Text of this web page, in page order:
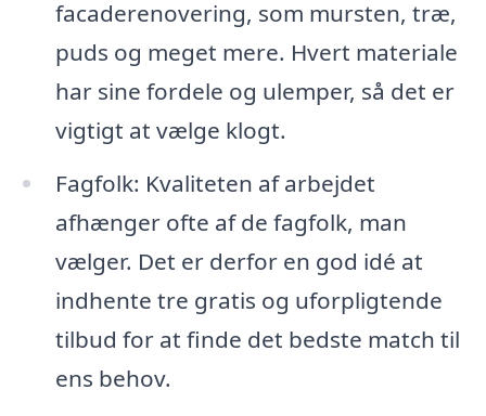
facaderenovering, som mursten, træ,
puds og meget mere. Hvert materiale
har sine fordele og ulemper, så det er
vigtigt at vælge klogt.
Fagfolk: Kvaliteten af arbejdet
afhænger ofte af de fagfolk, man
vælger. Det er derfor en god idé at
indhente tre gratis og uforpligtende
tilbud for at finde det bedste match til
ens behov.